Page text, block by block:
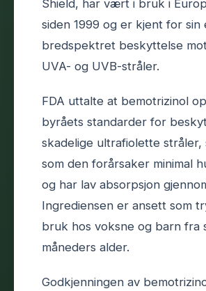
Shield, har vært i bruk i
siden 1999 og er kjent for sin
bredspektret beskyttelse
UVA- og UVB-stråler.
FDA uttalte at bemotrizinol
byråets standarder for
skadelige ultrafiolette stråler,
som den forårsaker minimal
og har lav absorpsjon
Ingrediensen er ansett som
bruk hos voksne og barn fra
måneders alder.
Godkjenningen av